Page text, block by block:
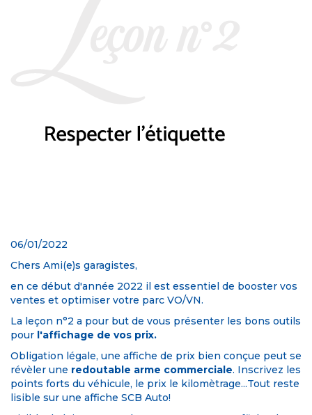
06/01/2022
Chers Ami(e)s garagistes,
en ce début d'année 2022 il est essentiel de booster vos
ventes et optimiser votre parc VO/VN.
La leçon n°2 a pour but de vous présenter les bons outils
pour l'affichage de vos prix.
Obligation légale, une affiche de prix bien conçue peut se
révèler une redoutable arme commerciale. Inscrivez les
points forts du véhicule, le prix le kilomètrage...Tout reste
lisible sur une affiche SCB Auto!